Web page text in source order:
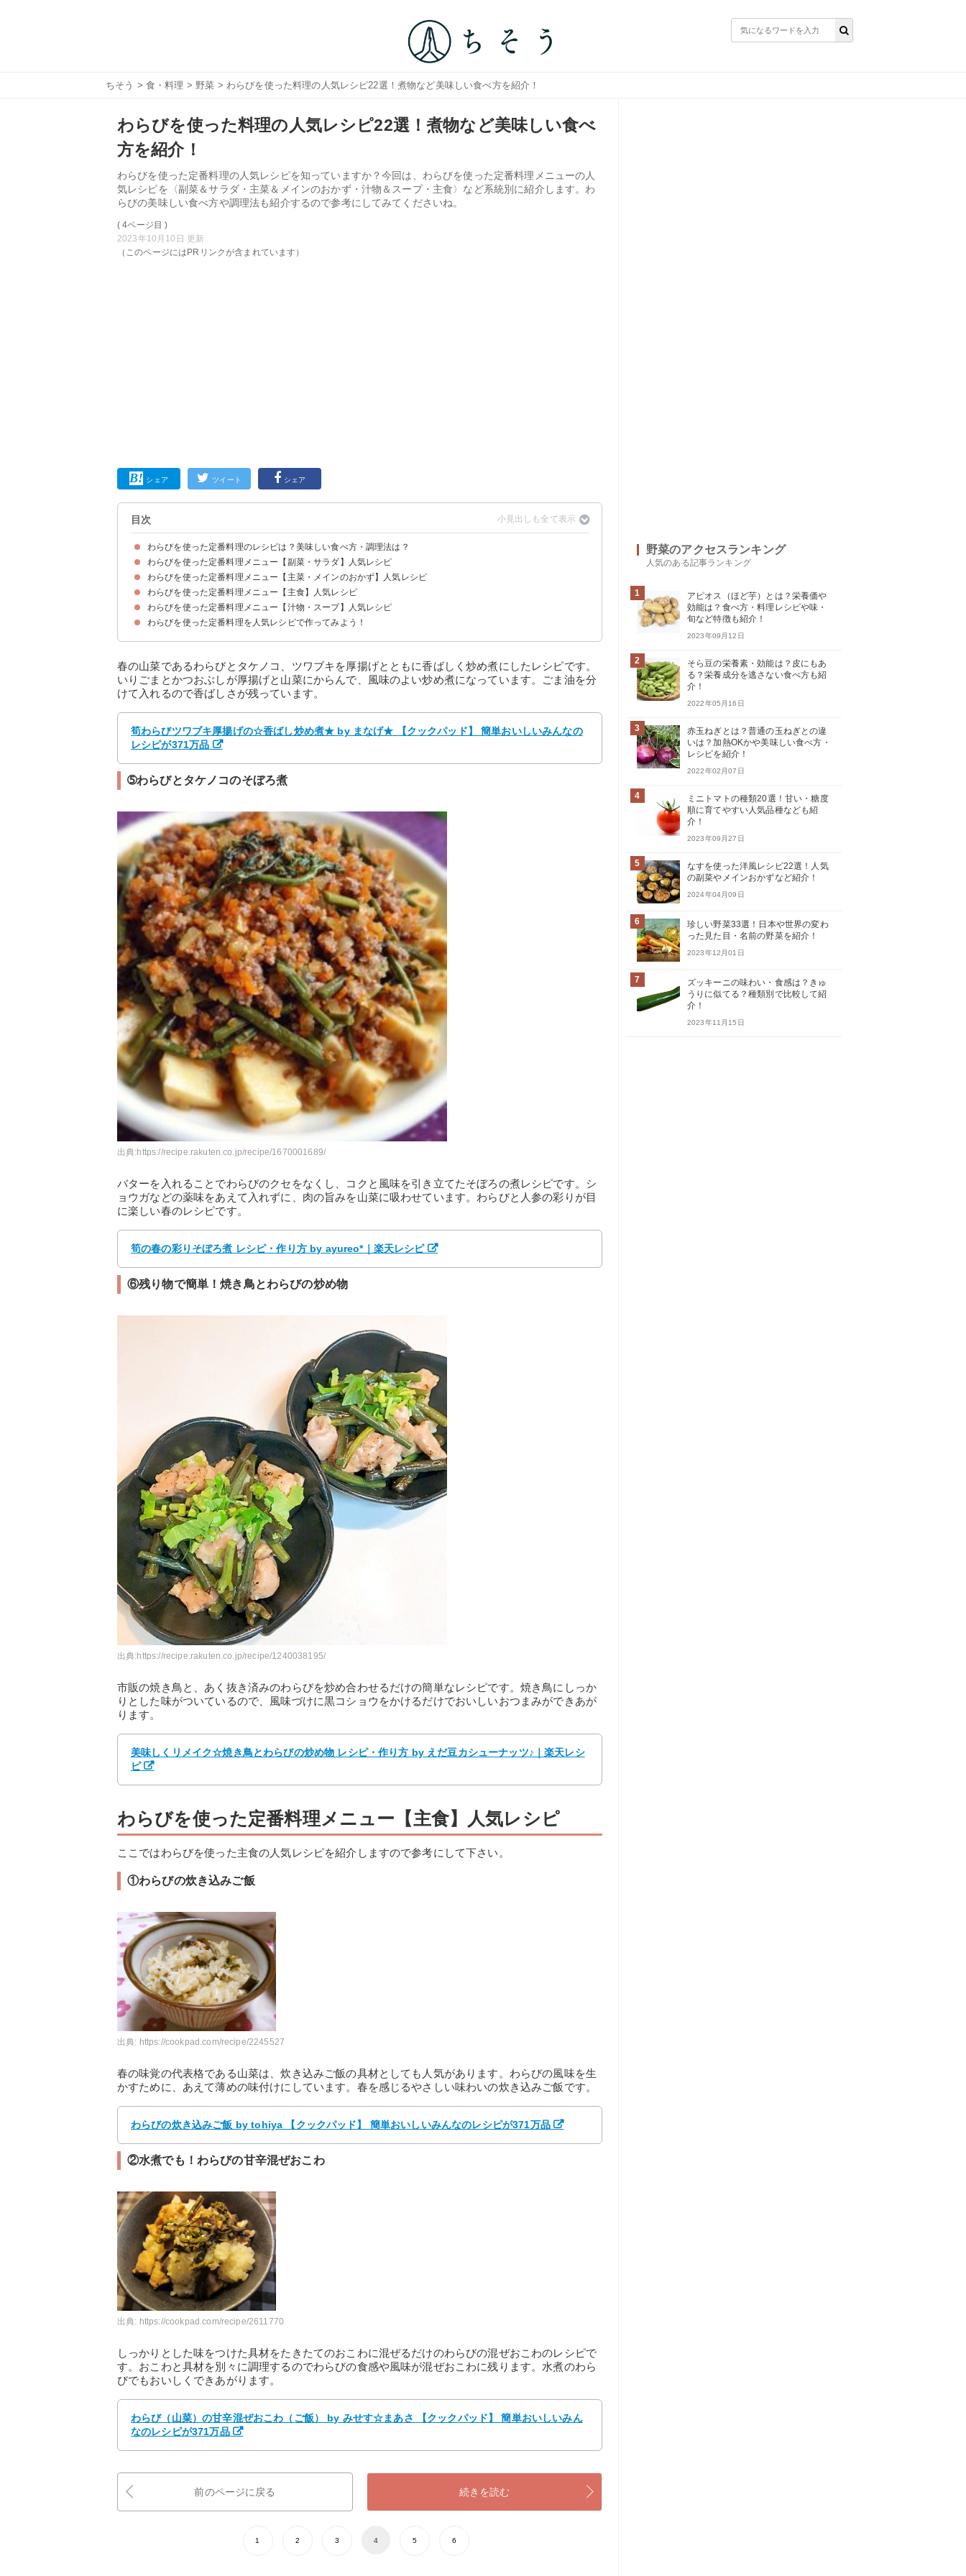
ちそう > 食・料理 > 野菜 > わらびを使った料理の人気レシピ22選！煮物など美味しい食べ方を紹介！
わらびを使った料理の人気レシピ22選！煮物など美味しい食べ
方を紹介！
わらびを使った定番料理の人気レシピを知っていますか？今回は、わらびを使った定番料理メニューの人
気レシピを〈副菜＆サラダ・主菜＆メインのおかず・汁物＆スープ・主食〉など系統別に紹介します。わ
らびの美味しい食べ方や調理法も紹介するので参考にしてみてくださいね。
( 4ページ目 )
2023年10月10日 更新
（このページにはPRリンクが含まれています）
シェア ツイート シェア
目次
わらびを使った定番料理のレシピは？美味しい食べ方・調理法は？
わらびを美味しく食べるにはあくの抜きが必要
わらびのおすすめの調理法
わらびを使った定番料理メニュー【副菜・サラダ】人気レシピ
①わらびの煮物
②めんつゆでプロの味！わらびのおひたし
③おつまみに！わらびのナムル
④わらびのごま油炒め
➄ワラビのきんぴら
⑥薬味代わりにわらびのタタキ
⑦作り置きにもおすすめのわらびの佃煮
⑧わらびのマヨ醤油あえ
わらびを使った定番料理メニュー【主菜・メインのおかず】人気レシピ
①わらびの天ぷら
②わらびの卵とじ
③子供に人気！わらびとタケノコの豚バラ炒め
④わらびと厚揚げの炒め煮
➄わらびとタケノコのそぼろ煮
⑥残り物で簡単！焼き鳥とわらびの炒め物
わらびを使った定番料理メニュー【主食】人気レシピ
①わらびの炊き込みご飯
②水煮でも！わらびの甘辛混ぜおこわ
③わらびとわかめのヘルシーうどん
④わらびとタケノコのパスタ
わらびを使った定番料理メニュー【汁物・スープ】人気レシピ
①簡単！わらびのお味噌汁
②わらびと松山あげのお味噌汁
③水煮でも！わらびとタケノコのトマトスープ
④わらびのかき玉スープ
わらびを使った定番料理を人気レシピで作ってみよう！
春の山菜であるわらびとタケノコ、ツワブキを厚揚げとともに香ばしく炒め煮にしたレシピです。
いりごまとかつおぶしが厚揚げと山菜にからんで、風味のよい炒め煮になっています。ごま油を分
けて入れるので香ばしさが残っています。
筍わらびツワブキ厚揚げの☆香ばし炒め煮★ by まなげ★ 【クックパッド】 簡単おいしいみんなの
レシピが371万品
➄わらびとタケノコのそぼろ煮
出典:https://recipe.rakuten.co.jp/recipe/1670001689/
バターを入れることでわらびのクセをなくし、コクと風味を引き立てたそぼろの煮レシピです。シ
ョウガなどの薬味をあえて入れずに、肉の旨みを山菜に吸わせています。わらびと人参の彩りが目
に楽しい春のレシピです。
筍の春の彩りそぼろ煮 レシピ・作り方 by ayureo*｜楽天レシピ
⑥残り物で簡単！焼き鳥とわらびの炒め物
出典:https://recipe.rakuten.co.jp/recipe/1240038195/
市販の焼き鳥と、あく抜き済みのわらびを炒め合わせるだけの簡単なレシピです。焼き鳥にしっか
りとした味がついているので、風味づけに黒コショウをかけるだけでおいしいおつまみができあが
ります。
美味しくリメイク☆焼き鳥とわらびの炒め物 レシピ・作り方 by えだ豆カシューナッツ♪｜楽天レシ
ピ
わらびを使った定番料理メニュー【主食】人気レシピ
ここではわらびを使った主食の人気レシピを紹介しますので参考にして下さい。
①わらびの炊き込みご飯
出典: https://cookpad.com/recipe/2245527
春の味覚の代表格である山菜は、炊き込みご飯の具材としても人気があります。わらびの風味を生
かすために、あえて薄めの味付けにしています。春を感じるやさしい味わいの炊き込みご飯です。
わらびの炊き込みご飯 by tohiya 【クックパッド】 簡単おいしいみんなのレシピが371万品
②水煮でも！わらびの甘辛混ぜおこわ
出典: https://cookpad.com/recipe/2611770
しっかりとした味をつけた具材をたきたてのおこわに混ぜるだけのわらびの混ぜおこわのレシピで
す。おこわと具材を別々に調理するのでわらびの食感や風味が混ぜおこわに残ります。水煮のわら
びでもおいしくできあがります。
わらび（山菜）の甘辛混ぜおこわ（ご飯） by みせす☆まあさ 【クックパッド】 簡単おいしいみん
なのレシピが371万品
前のページに戻る 続きを読む
1 2 3 4 5 6
野菜のアクセスランキング
人気のある記事ランキング
1
アピオス（ほど芋）とは？栄養価や
効能は？食べ方・料理レシピや味・
旬など特徴も紹介！
2023年09月12日
2
そら豆の栄養素・効能は？皮にもあ
る？栄養成分を逃さない食べ方も紹
介！
2022年05月16日
3
赤玉ねぎとは？普通の玉ねぎとの違
いは？加熱OKかや美味しい食べ方・
レシピを紹介！
2022年02月07日
4
ミニトマトの種類20選！甘い・糖度
順に育てやすい人気品種なども紹
介！
2023年09月27日
5
なすを使った洋風レシピ22選！人気
の副菜やメインおかずなど紹介！
2024年04月09日
6
珍しい野菜33選！日本や世界の変わ
った見た目・名前の野菜を紹介！
2023年12月01日
7
ズッキーニの味わい・食感は？きゅ
うりに似てる？種類別で比較して紹
介！
2023年11月15日